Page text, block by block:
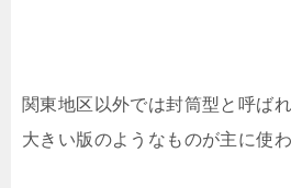
関東地区以外では封筒型と呼ば
大きい版のようなものが主に使わ